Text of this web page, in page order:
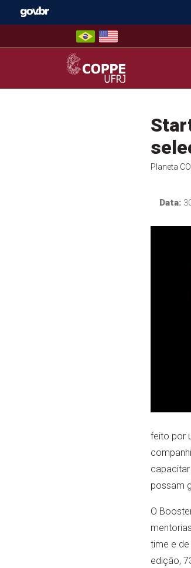
COPPE – UFRJ
Planeta
Data:
feito por
possam
O
time e
edição,